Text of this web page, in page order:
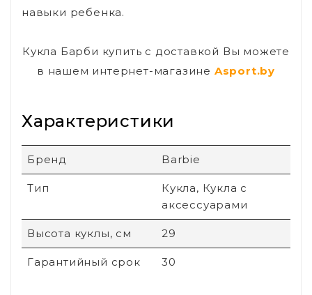
навыки ребенка.
Кукла Барби купить с доставкой Вы можете
в нашем интернет-магазине Asport.by
Характеристики
Бренд Barbie
Тип
Кукла, Кукла с
аксессуарами
Высота куклы, см 29
Гарантийный срок 30